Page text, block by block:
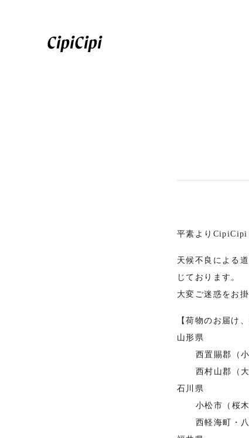
平素よりCipiCipi
天候不良による
じております。
大変ご迷惑をお
【荷物のお届け
山形県
西置賜郡（小
西村山郡（大
石川県
小松市（桜
西軽海町・